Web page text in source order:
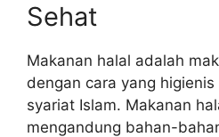
Sehat
Makanan halal adalah
dengan cara yang
syariat Islam. Makanan
mengandung bahan-